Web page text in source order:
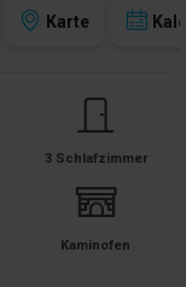
Karte
3 Schlafzimmer
Kaminofen